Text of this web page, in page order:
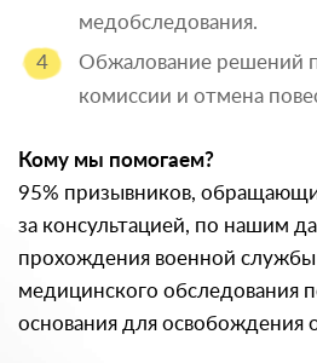
медобследования.
Обжалование решений
комиссии и отмена
Кому мы помогаем?
95% призывников,
за консультацией, по нашим
прохождения военной службы
медицинского обследования
основания для освобождения